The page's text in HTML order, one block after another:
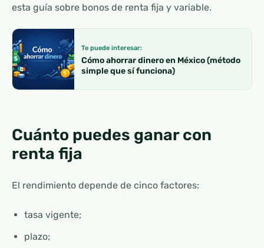
esta guía sobre bonos de renta fija y variable.
Te puede interesar:
Cómo ahorrar dinero en México (método
simple que sí funciona)
Cuánto puedes ganar con
renta fija
El rendimiento depende de cinco factores:
tasa vigente;
plazo;